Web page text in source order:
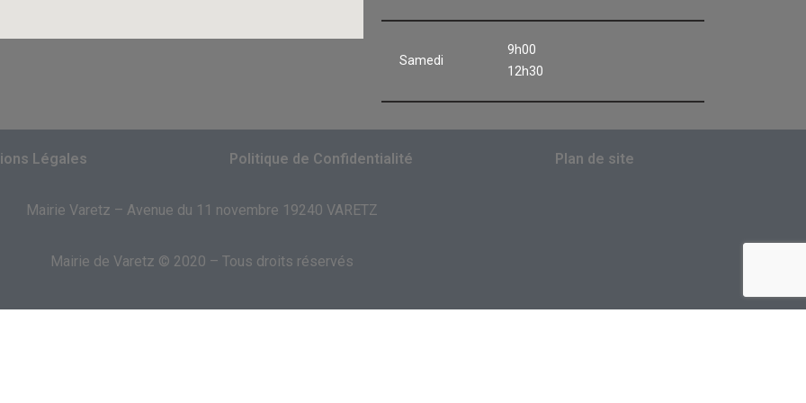
Samedi
9h00
12h30
Légales Politique de Confidentialité Plan de site
Mairie Varetz – Avenue du 11 novembre 19240 VARETZ
Mairie de Varetz © 2020 – Tous droits réservés